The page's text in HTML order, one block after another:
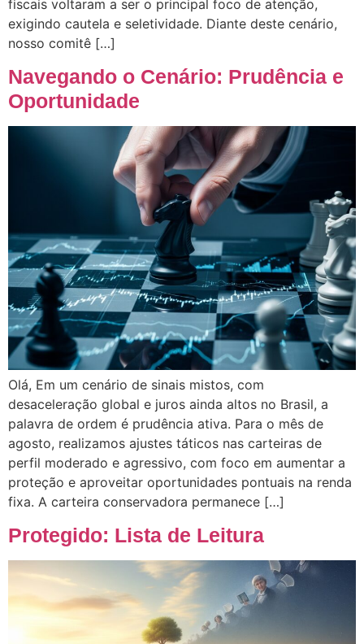
fiscais voltaram a ser o principal foco de atenção,
exigindo cautela e seletividade. Diante deste cenário,
nosso comitê […]
Navegando o Cenário: Prudência e
Oportunidade
Olá, Em um cenário de sinais mistos, com
desaceleração global e juros ainda altos no Brasil, a
palavra de ordem é prudência ativa. Para o mês de
agosto, realizamos ajustes táticos nas carteiras de
perfil moderado e agressivo, com foco em aumentar a
proteção e aproveitar oportunidades pontuais na renda
fixa. A carteira conservadora permanece […]
Protegido: Lista de Leitura